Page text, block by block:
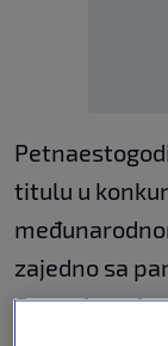
titulu u
zajedno sa